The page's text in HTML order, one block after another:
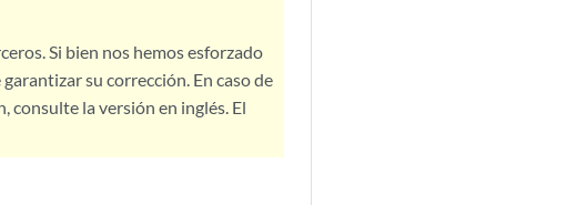
Si bien nos hemos esforzado
su corrección. En caso de
consulte la versión en inglés. El